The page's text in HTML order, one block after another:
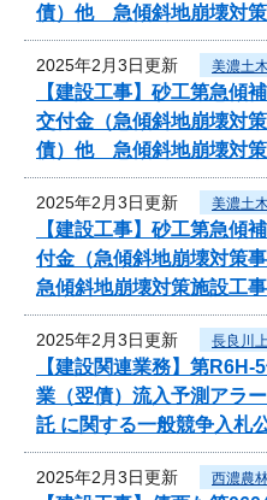
債）他 急傾斜地崩壊対
2025年2月3日更新 美濃土
【建設工事】砂工第急
交付金（急傾斜地崩壊対
債）他 急傾斜地崩壊対
2025年2月3日更新 美濃土
【建設工事】砂工第急
付金（急傾斜地崩壊対策
急傾斜地崩壊対策施設工事
2025年2月3日更新 長良川
【建設関連業務】第
業（翌債）流入予測アラ
託 に関する一般競争入札
2025年2月3日更新 西濃農